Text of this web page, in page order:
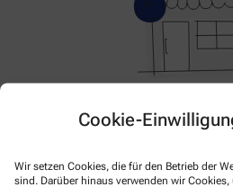
Cookie-
Wir setzen Cookies, die für den Betrieb der
sind. Darüber hinaus verwenden wir
Hier gibt es aktuell nichts
später wieder